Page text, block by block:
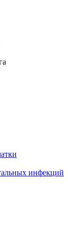
инфекций